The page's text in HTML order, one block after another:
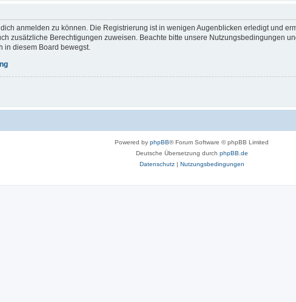
anmelden zu können. Die Registrierung ist in wenigen Augenblicken erledigt und
zusätzliche Berechtigungen zuweisen. Beachte bitte unsere Nutzungsbedingungen
in diesem Board bewegst.
Powered by phpBB® Forum Software © phpBB Limited
Deutsche Übersetzung durch phpBB.de
Datenschutz| Nutzungsbedingungen